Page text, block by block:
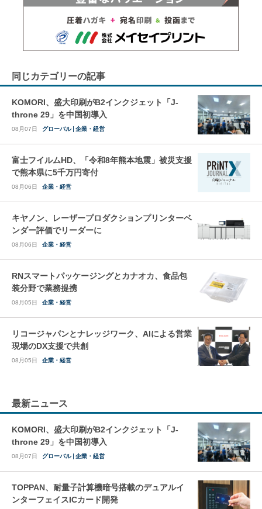
同じカテゴリーの記事
KOMORI、盛大印刷がB2インクジェット「J-
throne 29」を中国初導入
08月07日 グローバル 企業・経営
富士フイルムHD、「令和8年熊本地震」被災支援
で熊本県に5千万円寄付
08月06日 企業・経営
キヤノン、レーザープロダクションプリンターベ
ンダー評価でリーダーに
08月06日 企業・経営
RNスマートパッケージングとカナオカ、食品包
装分野で業務提携
08月05日 企業・経営
リコージャパンとナレッジワーク、AIによる営業
現場のDX支援で共創
08月05日 企業・経営
最新ニュース
KOMORI、盛大印刷がB2インクジェット「J-
throne 29」を中国初導入
08月07日 グローバル 企業・経営
TOPPAN、耐量子計算機暗号搭載のデュアルイ
ンターフェイスICカード開発